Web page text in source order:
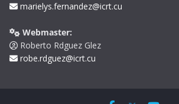
marielys.fernandez@icrt.cu
Webmaster:
Roberto Rdguez Glez
robe.rdguez@icrt.cu